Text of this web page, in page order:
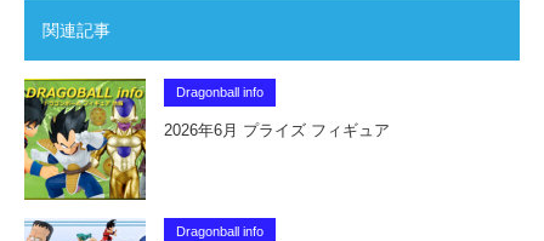
関連記事
Dragonball info
2026年6月 プライズ フィギュア
Dragonball info